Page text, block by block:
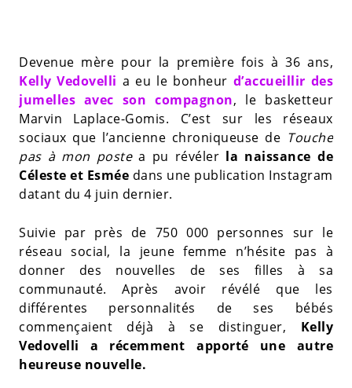
Devenue mère pour la première fois à 36 ans,
Kelly Vedovelli a eu le bonheur d’accueillir des
jumelles avec son compagnon, le basketteur
Marvin Laplace-Gomis. C’est sur les réseaux
sociaux que l’ancienne chroniqueuse de Touche
pas à mon postea pu révéler la naissance de
Céleste et Esmée dans une publication Instagram
datant du 4 juin dernier.
Suivie par près de 750 000 personnes sur le
réseau social, la jeune femme n’hésite pas à
donner des nouvelles de ses filles à sa
communauté. Après avoir révélé que les
différentes personnalités de ses bébés
commençaient déjà à se distinguer, Kelly
Vedovelli a récemment apporté une autre
heureuse nouvelle.